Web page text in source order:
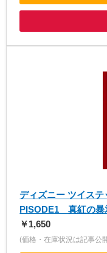
ディズニー ツイス
PISODE1 真紅の暴
￥1,650
(価格・在庫状況は記事公